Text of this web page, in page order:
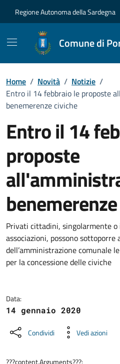
Regione Autonoma della Sardegna
Comune di
Home / Novità / Notizie /
Entro il 14 febbraio le proposte
benemerenze civiche
Entro il 14
proposte
Dettagli della
Privati cittadini, singolarmente
associazioni, possono
dell’amministrazione comunale
per la concessione delle civiche
Data:
14 gennaio 2020
Condividi Vedi azioni
???content.Arguments???: